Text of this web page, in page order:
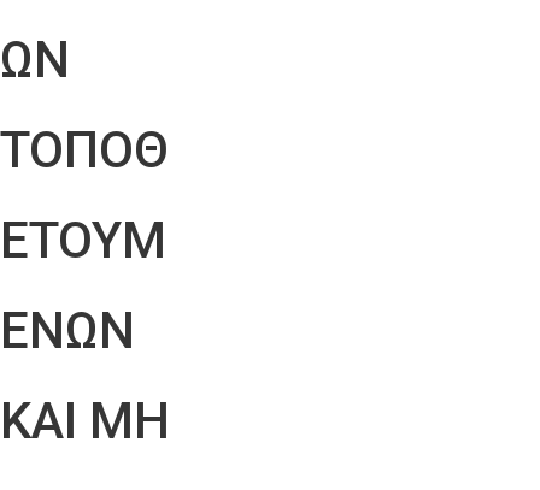
ΩΝ
ΤΟΠΟΘ
ΕΤΟΥΜ
ΕΝΩΝ
ΚΑΙ ΜΗ